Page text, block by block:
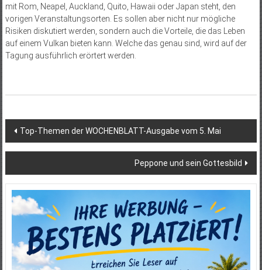
mit Rom, Neapel, Auckland, Quito, Hawaii oder Japan steht, den
vorigen Veranstaltungsorten. Es sollen aber nicht nur mögliche
Risiken diskutiert werden, sondern auch die Vorteile, die das Leben
auf einem Vulkan bieten kann. Welche das genau sind, wird auf der
Tagung ausführlich erörtert werden.
Beitragsnavigation
Top-Themen der WOCHENBLATT-Ausgabe vom 5. Mai
Peppone und sein Gottesbild